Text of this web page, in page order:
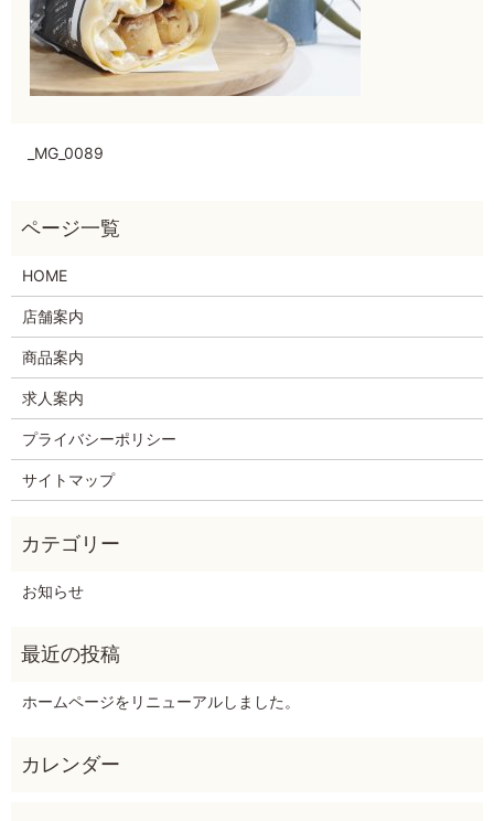
_MG_0089
HOME
店舗案内
商品案内
求人案内
プライバシーポリシー
サイトマップ
お知らせ
ホームページをリニューアルしました。